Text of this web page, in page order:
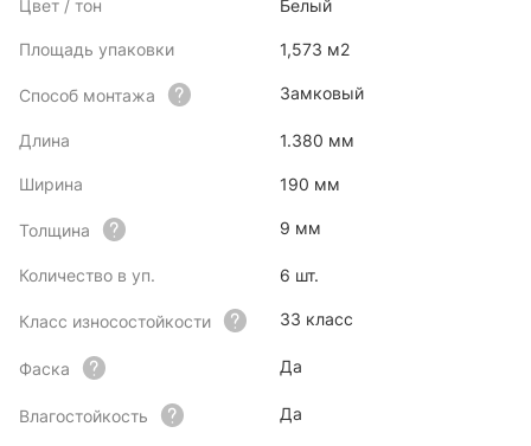
Цвет / тон Белый
Площадь упаковки 1,573 м2
Способ монтажа Замковый
Длина 1.380 мм
Ширина 190 мм
Толщина 9 мм
Количество в уп. 6 шт.
Класс износостойкости 33 класс
Фаска Да
Влагостойкость Да